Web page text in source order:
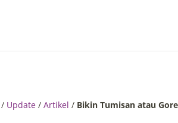
/ Update /Artikel / Bikin Tumisan atau